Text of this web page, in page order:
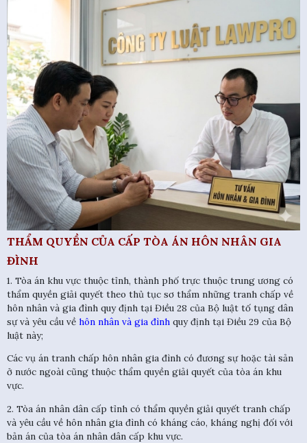
THẨM QUYỀN CỦA CẤP TÒA ÁN HÔN NHÂN GIA
ĐÌNH
1. Tòa án khu vực thuộc tỉnh, thành phố trực thuộc trung ương có
thẩm quyền giải quyết theo thủ tục sơ thẩm những tranh chấp về
hôn nhân và gia đình quy định tại Điều 28 của Bộ luật tố tụng dân
sự và yêu cầu vềhôn nhân và gia đình quy định tại Điều 29 của Bộ
luật này;
Các vụ án tranh chấp hôn nhân gia đình có đương sự hoặc tài sản
ở nước ngoài cũng thuộc thẩm quyền giải quyết của tòa án khu
vực.
2. Tòa án nhân dân cấp tỉnh có thẩm quyền giải quyết tranh chấp
và yêu cầu về hôn nhân gia đình có kháng cáo, kháng nghị đối với
bản án của tòa án nhân dân cấp khu vực.